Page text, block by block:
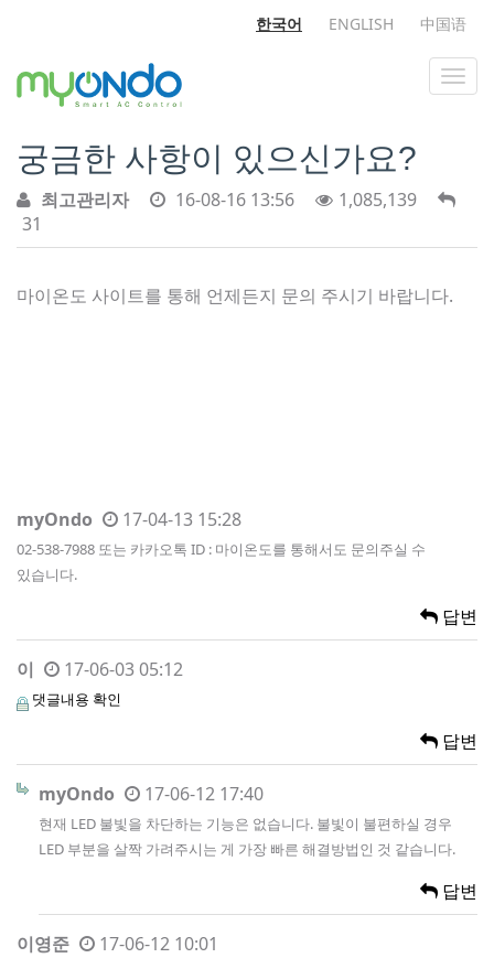
한국어 ENGLISH 中国语
궁금한 사항이 있으신가요?
최고관리자 16-08-16 13:56
1,085,139
31
마이온도 사이트를 통해 언제든지 문의 주시기 바랍니다.
myOndo 17-04-13 15:28
02-538-7988 또는 카카오톡 ID : 마이온도를 통해서도 문의주실 수
있습니다.
답변
이 17-06-03 05:12
댓글내용 확인
답변
myOndo 17-06-12 17:40
현재 LED 불빛을 차단하는 기능은 없습니다. 불빛이 불편하실 경우
LED 부분을 살짝 가려주시는 게 가장 빠른 해결방법인 것 같습니다.
답변
이영준 17-06-12 10:01